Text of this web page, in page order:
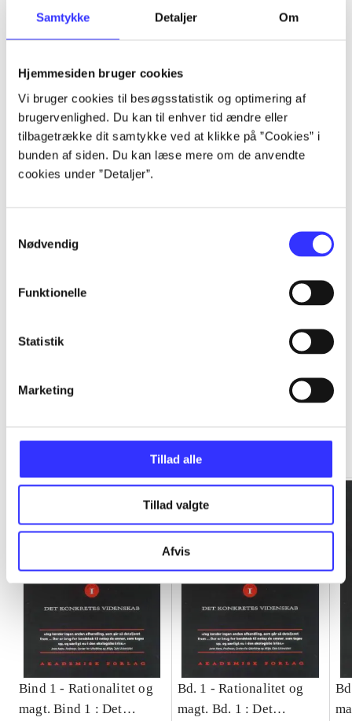
Samtykke Detaljer Om
Hjemmesiden bruger cookies
Vi bruger cookies til besøgsstatistik og optimering af
brugervenlighed. Du kan til enhver tid ændre eller
tilbagetrække dit samtykke ved at klikke på ”Cookies” i
bunden af siden. Du kan læse mere om de anvendte
cookies under ”Detaljer”.
Nødvendig
Funktionelle
Statistik
Marketing
Tillad alle
Tillad valgte
Afvis
Artikler
...
...
...
...
Gå til serien
Bind 1 - Rationalitet og
magt. Bind 1 : Det
Bd. 1 -Rationalitet og
magt. Bd. 1 : Det